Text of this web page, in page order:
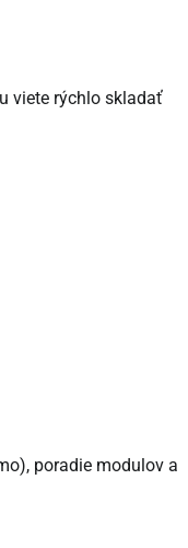
viete rýchlo skladať
poradie modulov a